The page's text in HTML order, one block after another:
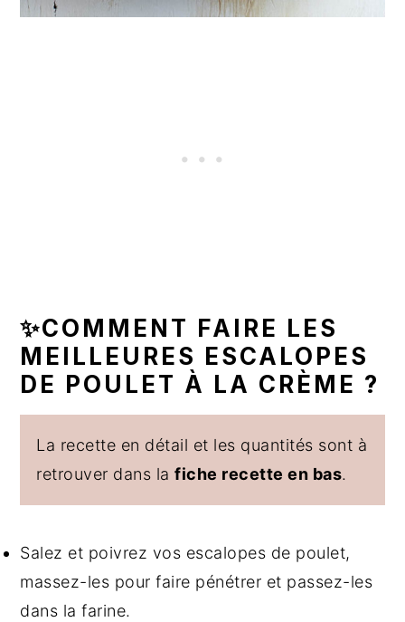
✨COMMENT FAIRE LES
MEILLEURES ESCALOPES
DE POULET À LA CRÈME ?
La recette en détail et les quantités sont à
retrouver dans lafiche recette en bas.
Salez et poivrez vos escalopes de poulet,
massez-les pour faire pénétrer et passez-les
dans la farine.